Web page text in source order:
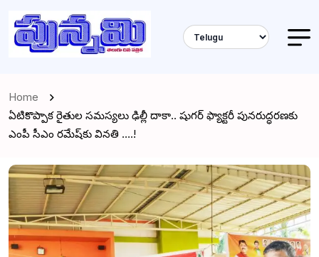
Home
ఏటికొప్పాక రైతుల సమస్యలు ఢిల్లీ దాకా.. షుగర్ ఫ్యాక్టరీ పునరుద్ధరణకు
ఎంపీ సీఎం రమేష్‌కు వినతి ….!